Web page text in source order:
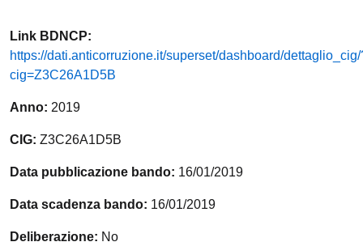
Link BDNCP:
https://dati.anticorruzione.it/superset/dashboard/dettaglio_cig/
cig=Z3C26A1D5B
Anno: 2019
CIG: Z3C26A1D5B
Data pubblicazione bando: 16/01/2019
Data scadenza bando: 16/01/2019
Deliberazione: No